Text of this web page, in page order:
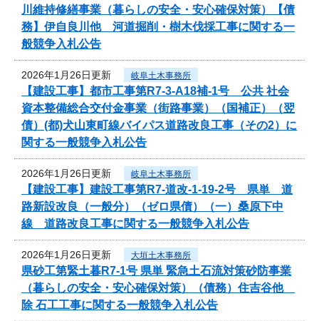
川維持修繕事業（暮らしの安全・安心確保対策）【債
務】伊自良川他 河道掘削・樹木伐採工事に関する一
般競争入札公告
2026年1月26日更新 岐阜土木事務所
【建設工事】都市工事第R7-3-A18補-1号 公共 社会
資本整備総合交付金事業（街路事業）（国補正）（翌
債）(都)犬山東町線バイパス道路改良工事（その2）に
関する一般競争入札公告
2026年1月26日更新 岐阜土木事務所
【建設工事】建設工事第R7-道改-1-19-2号 県単 道
路新設改良（一般分）（ゼロ県債）（一）桑原下中
線 道路改良工事に関する一般競争入札公告
2026年1月26日更新 大垣土木事務所
県砂工第緊土暮R7-1号 県単 緊急土石流対策砂防事業
（暮らしの安全・安心確保対策）（債務）住吉谷他
除 石工工事に関する一般競争入札公告